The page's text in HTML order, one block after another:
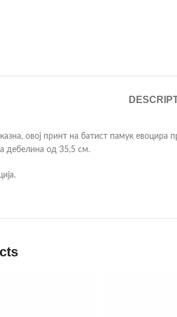
овој принт на батист памук
дебелина од 35,5 см.